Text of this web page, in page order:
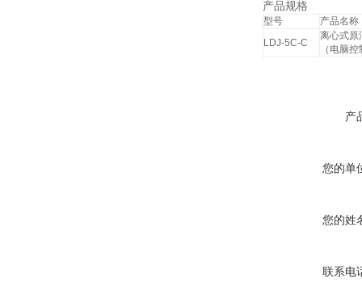
产品规格
型号
产品名称
LDJ-5C-C
离心式原
（电脑
产
您的单
您的姓
联系电